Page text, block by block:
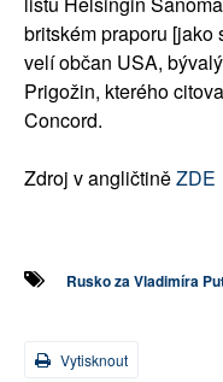
britském praporu [jako
velí občan USA,
Prigožin, kterého
Concord.
Zdroj v angličtiněZDE
Rusko za Vladimíra
Vytisknout